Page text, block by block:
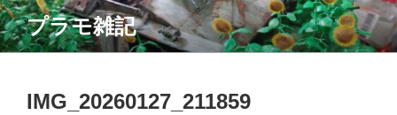
コ
ン
テ
プラモ雑記
IMG_20260127_211859